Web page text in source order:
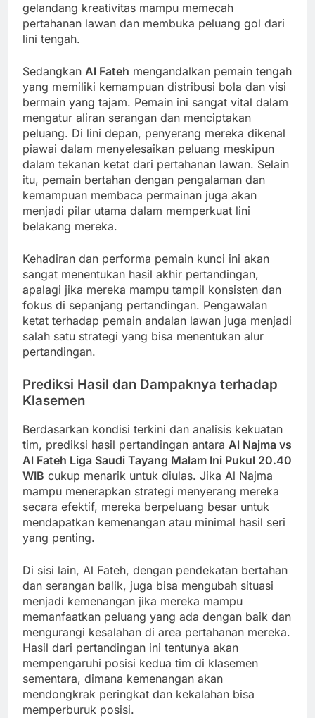
gelandang kreativitas mampu memecah
pertahanan lawan dan membuka peluang gol dari
lini tengah.
Sedangkan Al Fateh mengandalkan pemain tengah
yang memiliki kemampuan distribusi bola dan visi
bermain yang tajam. Pemain ini sangat vital dalam
mengatur aliran serangan dan menciptakan
peluang. Di lini depan, penyerang mereka dikenal
piawai dalam menyelesaikan peluang meskipun
dalam tekanan ketat dari pertahanan lawan. Selain
itu, pemain bertahan dengan pengalaman dan
kemampuan membaca permainan juga akan
menjadi pilar utama dalam memperkuat lini
belakang mereka.
Kehadiran dan performa pemain kunci ini akan
sangat menentukan hasil akhir pertandingan,
apalagi jika mereka mampu tampil konsisten dan
fokus di sepanjang pertandingan. Pengawalan
ketat terhadap pemain andalan lawan juga menjadi
salah satu strategi yang bisa menentukan alur
pertandingan.
Prediksi Hasil dan Dampaknya terhadap
Klasemen
Berdasarkan kondisi terkini dan analisis kekuatan
tim, prediksi hasil pertandingan antara Al Najma vs
Al Fateh Liga Saudi Tayang Malam Ini Pukul 20.40
WIB cukup menarik untuk diulas. Jika Al Najma
mampu menerapkan strategi menyerang mereka
secara efektif, mereka berpeluang besar untuk
mendapatkan kemenangan atau minimal hasil seri
yang penting.
Di sisi lain, Al Fateh, dengan pendekatan bertahan
dan serangan balik, juga bisa mengubah situasi
menjadi kemenangan jika mereka mampu
memanfaatkan peluang yang ada dengan baik dan
mengurangi kesalahan di area pertahanan mereka.
Hasil dari pertandingan ini tentunya akan
mempengaruhi posisi kedua tim di klasemen
sementara, dimana kemenangan akan
mendongkrak peringkat dan kekalahan bisa
memperburuk posisi.